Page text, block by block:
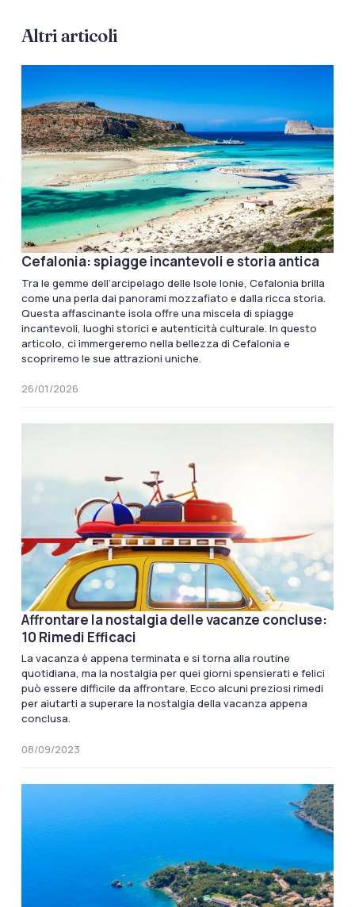
Altri articoli
Cefalonia: spiagge incantevoli e storia antica
Tra le gemme dell’arcipelago delle Isole Ionie, Cefalonia brilla
come una perla dai panorami mozzafiato e dalla ricca storia.
Questa affascinante isola offre una miscela di spiagge
incantevoli, luoghi storici e autenticità culturale. In questo
articolo, ci immergeremo nella bellezza di Cefalonia e
scopriremo le sue attrazioni uniche.
26/01/2026
Affrontare la nostalgia delle vacanze concluse:
10 Rimedi Efficaci
La vacanza è appena terminata e si torna alla routine
quotidiana, ma la nostalgia per quei giorni spensierati e felici
può essere difficile da affrontare. Ecco alcuni preziosi rimedi
per aiutarti a superare la nostalgia della vacanza appena
conclusa.
08/09/2023